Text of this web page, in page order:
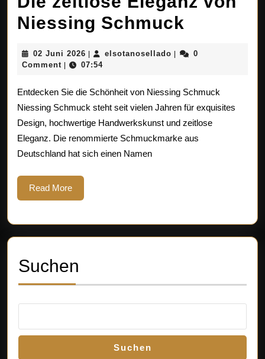
Niessing Schmuck
von
Niessing
02 Juni 2026 02
Juni
| elsotanosellado elsotanosellado
|
0
Comment | 07:54
Entdecken Sie die Schönheit von Niessing Schmuck
Niessing Schmuck steht seit vielen Jahren für exquisites
Design, hochwertige Handwerkskunst und zeitlose
Eleganz. Die renommierte Schmuckmarke aus
Deutschland hat sich einen Namen
Read MoreRead
More
Suchen
Suchen